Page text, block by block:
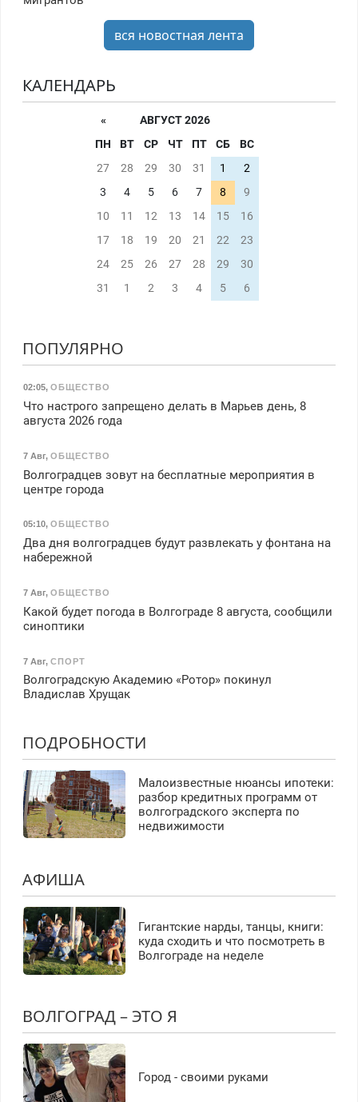
вся новостная лента
КАЛЕНДАРЬ
«
АВГУСТ 2026
ПН
ВТ СР ЧТ ПТ СБ
ВС
27
28 29 30 31 1
2
3
4 5 6 7 8
9
10
11 12 13 14 15
16
17
18 19 20 21 22
23
24
25 26 27 28 29
30
31
1 2 3 4 5 6
ПОПУЛЯРНО
02:05, ОБЩЕСТВО
Что настрого запрещено делать в Марьев день, 8
августа 2026 года
7 Авг, ОБЩЕСТВО
Волгоградцев зовут на бесплатные мероприятия в
центре города
05:10, ОБЩЕСТВО
Два дня волгоградцев будут развлекать у фонтана на
набережной
7 Авг, ОБЩЕСТВО
Какой будет погода в Волгограде 8 августа, сообщили
синоптики
7 Авг, СПОРТ
Волгоградскую Академию «Ротор» покинул
Владислав Хрущак
ПОДРОБНОСТИ
Малоизвестные нюансы ипотеки:
разбор кредитных программ от
волгоградского эксперта по
недвижимости
АФИША
Гигантские нарды, танцы, книги:
куда сходить и что посмотреть в
Волгограде на неделе
ВОЛГОГРАД – ЭТО Я
Город - своими руками